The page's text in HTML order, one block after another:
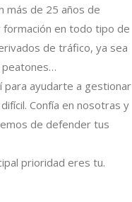
más de 25 años de
formación en todo tipo de
de tráfico, ya sea
peatones…
para ayudarte a gestionar
Confía en nosotras y
de defender tus
prioridad eres tu.